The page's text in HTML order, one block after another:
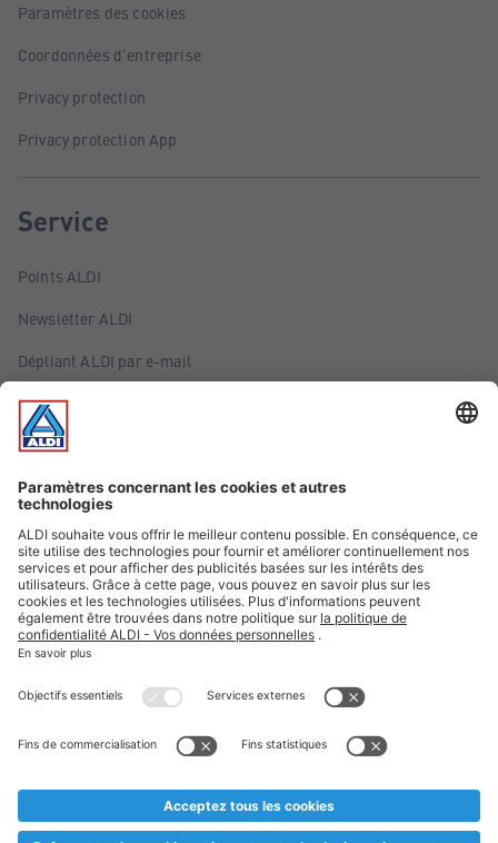
Paramètres des cookies
Coordonnées d'entreprise
Privacy protection
Privacy protection App
Service
Points ALDI
Newsletter ALDI
Dépliant ALDI par e-mail
Offres
Infos essentielles
Suivez ALDI Belgique
Textes marqués d'un astérisque et mentions légales
* Nous vendons ces articles temporairement et jusqu'à
au cas où, malgré le planning bien étudié, nous serions
prématurément en rupture de stock. Prix Recupel et TVA incl.
** Sur ce site, l’utilisation de la forme masculine a été adoptée